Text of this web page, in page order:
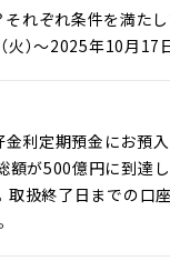
れぞれ条件を満た
）～2025年10月17日
利定期預金にお預
額が500億円に到
取扱終了日までの